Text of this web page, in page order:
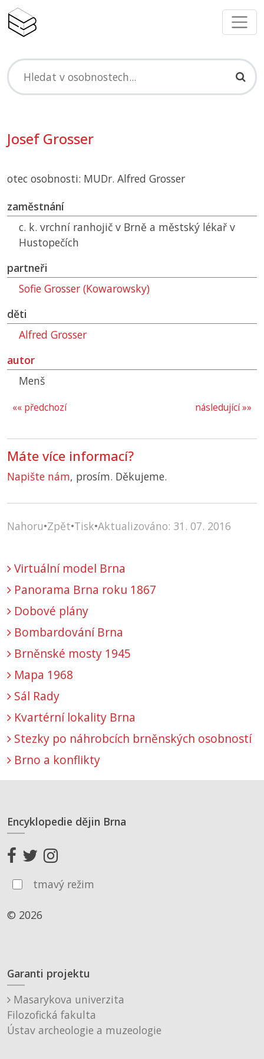
Josef Grosser
otec osobnosti: MUDr. Alfred Grosser
zaměstnání
c. k. vrchní ranhojič v Brně a městský lékař v
Hustopečích
partneři
Sofie Grosser (Kowarowsky)
děti
Alfred Grosser
autor
Menš
následující »»
«« předchozí
Máte více informací?
Napište nám, prosím. Děkujeme.
Nahoru•Zpět•Tisk•Aktualizováno: 31. 07. 2016
Virtuální model Brna
Panorama Brna roku 1867
Dobové plány
Bombardování Brna
Brněnské mosty 1945
Mapa 1968
Sál Rady
Kvartérní lokality Brna
Stezky po náhrobcích brněnských osobností
Brno a konflikty
Encyklopedie dějin Brna
tmavý režim
© 2026
Garanti projektu
Masarykova univerzita
Filozofická fakulta
Ústav archeologie a muzeologie